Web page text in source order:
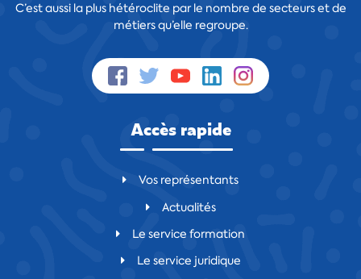
C’est aussi la plus hétéroclite par le nombre de secteurs et de
métiers qu’elle regroupe.
Accès rapide
Vos représentants
Actualités
Le service formation
Le service juridique